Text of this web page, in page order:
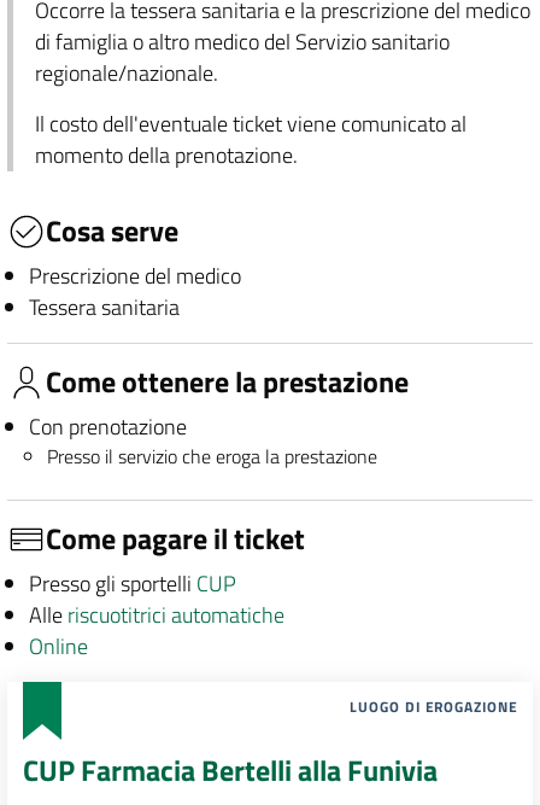
Occorre la tessera sanitaria e la prescrizione del medico
di famiglia o altro medico del Servizio sanitario
regionale/nazionale.
Il costo dell'eventuale ticket viene comunicato al
momento della prenotazione.
Cosa serve
Prescrizione del medico
Tessera sanitaria
Come ottenere la prestazione
Con prenotazione
Presso il servizio che eroga la prestazione
Come pagare il ticket
Presso gli sportelli CUP
Alleriscuotitrici automatiche
Online
LUOGO DI EROGAZIONE
CUP Farmacia Bertelli alla Funivia